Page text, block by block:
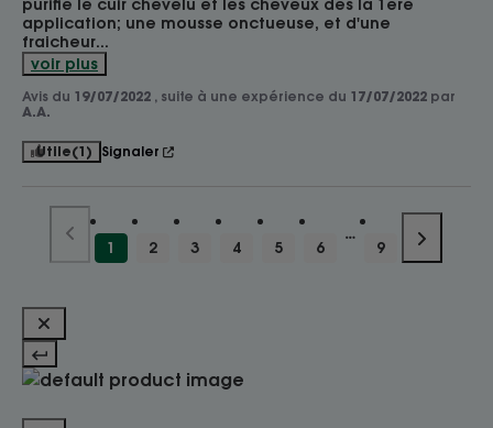
purifie le cuir chevelu et les cheveux des la 1ere
application; une mousse onctueuse, et d'une
fraicheur...
voir plus
Avis du 19/07/2022 , suite à une expérience du 17/07/2022 par
A.A.
Utile(1) Signaler
1 2 3 4 5 6 9